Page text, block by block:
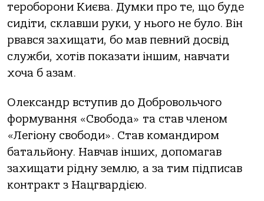
тероборони Києва. Думки про те, що буде
сидіти, склавши руки, у нього не було. Він
рвався захищати, бо мав певний досвід
служби, хотів показати іншим, навчати
хоча б азам.
Олександр вступив до Добровольчого
формування «Свобода» та став членом
«Легіону свободи». Став командиром
батальйону. Навчав інших, допомагав
захищати рідну землю, а за тим підписав
контракт з Нацгвардією.